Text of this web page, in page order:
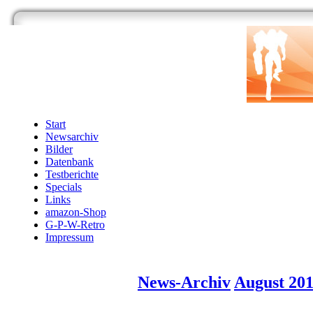
Start
Newsarchiv
Bilder
Datenbank
Testberichte
Specials
Links
amazon-Shop
G-P-W-Retro
Impressum
News-Archiv August